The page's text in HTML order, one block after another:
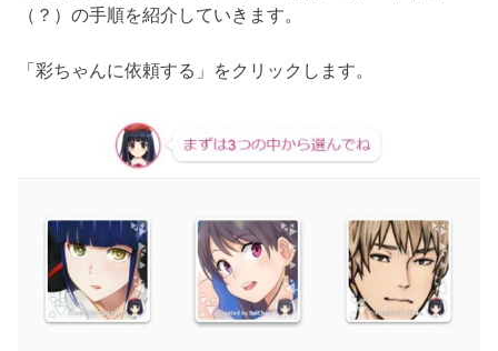
（？）の手順を紹介していきます。
「彩ちゃんに依頼する」をクリックします。